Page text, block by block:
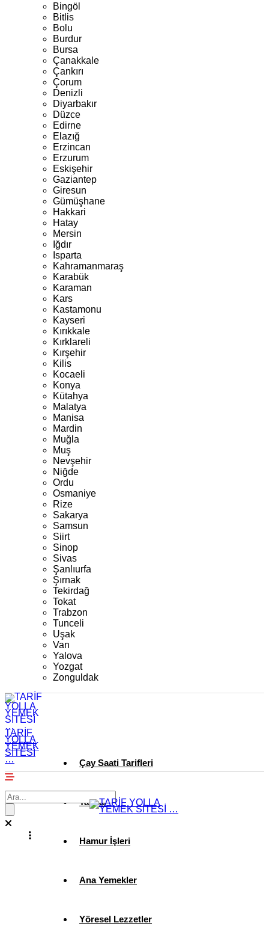
Bingöl
Bitlis
Bolu
Burdur
Bursa
Çanakkale
Çankırı
Çorum
Denizli
Diyarbakır
Düzce
Edirne
Elazığ
Erzincan
Erzurum
Eskişehir
Gaziantep
Giresun
Gümüşhane
Hakkari
Hatay
Mersin
Iğdır
Isparta
Kahramanmaraş
Karabük
Karaman
Kars
Kastamonu
Kayseri
Kırıkkale
Kırklareli
Kırşehir
Kilis
Kocaeli
Konya
Kütahya
Malatya
Manisa
Mardin
Muğla
Muş
Nevşehir
Niğde
Ordu
Osmaniye
Rize
Sakarya
Samsun
Siirt
Sinop
Sivas
Şanlıurfa
Şırnak
Tekirdağ
Tokat
Trabzon
Tunceli
Uşak
Van
Yalova
Yozgat
Zonguldak
TARİF
YOLLA
YEMEK
SİTESİ
… Çay Saati Tarifleri
Tatlılar
Hamur İşleri
Ana Yemekler
Yöresel Lezzetler